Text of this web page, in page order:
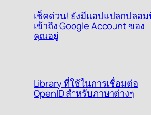
เช็คด่วน! ยังมีแอปแปลกปลอม
เข้าถึง Google Account ของ
คุณอยู่
Library ที่ใช้ในการเชื่อมต่อ
OpenID สำหรับภาษาต่างๆ